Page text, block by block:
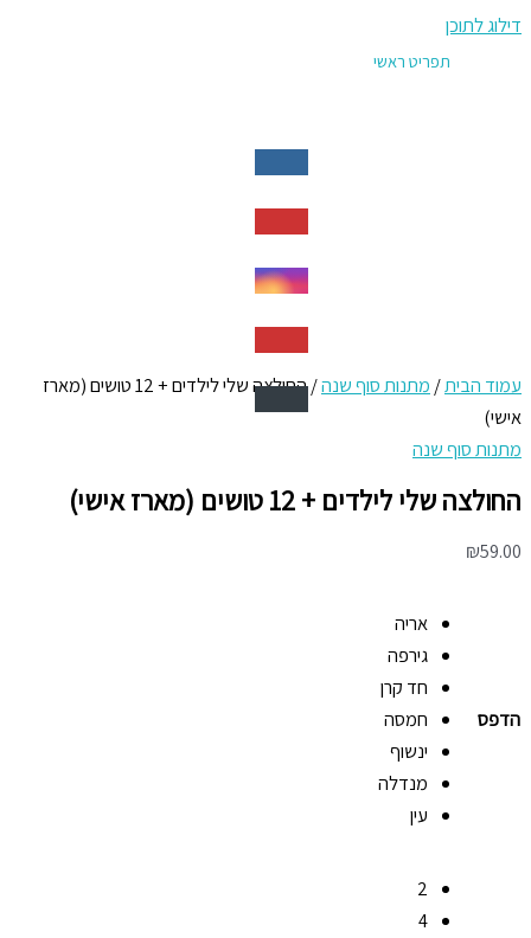
דילוג לתוכן
תפריט ראשי
עמוד הבית/ מתנות סוף שנה
/ החולצה שלי לילדים + 12 טושים (מארז
אישי)
מתנות סוף שנה
החולצה שלי לילדים + 12 טושים (מארז אישי)
₪59.00
הדפס
אריה
גירפה
חד קרן
חמסה
ינשוף
מנדלה
עין
2
4